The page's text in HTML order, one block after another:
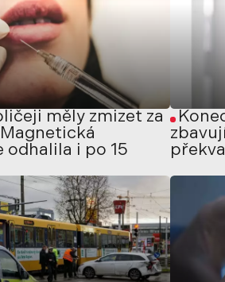
měly zmizet za
odhalila i po 15